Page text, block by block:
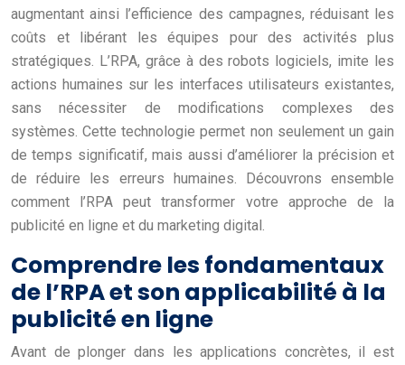
augmentant ainsi l’efficience des campagnes, réduisant les
coûts et libérant les équipes pour des activités plus
stratégiques. L’RPA, grâce à des robots logiciels, imite les
actions humaines sur les interfaces utilisateurs existantes,
sans nécessiter de modifications complexes des
systèmes. Cette technologie permet non seulement un gain
de temps significatif, mais aussi d’améliorer la précision et
de réduire les erreurs humaines. Découvrons ensemble
comment l’RPA peut transformer votre approche de la
publicité en ligne et du marketing digital.
Comprendre les fondamentaux
de l’RPA et son applicabilité à la
publicité en ligne
Avant de plonger dans les applications concrètes, il est